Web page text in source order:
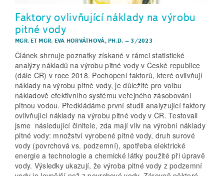
Faktory ovlivňující náklady na výrobu
pitné vody
MGR. ET MGR. EVA HORVÁTHOVÁ, PH.D. –3/2023
Článek shrnuje poznatky získané v rámci statistické
analýzy nákladů na výrobu pitné vody v České republice
(dále ČR) v roce 2018. Pochopení faktorů, které ovlivňují
náklady na výrobu pitné vody, je důležité pro volbu
nákladově efektivního systému veřejného zásobování
pitnou vodou. Předkládáme první studii analyzující faktory
ovlivňující náklady na výrobu pitné vody v ČR. Testovali
jsme následující činitele, zda mají vliv na výrobní náklady
pitné vody: množství vyrobené pitné vody, druh surové
vody (povrchová vs. podzemní), spotřeba elektrické
energie a technologie a chemické látky použité při úpravě
vody. Výsledky ukazují, že výroba pitné vody z podzemní